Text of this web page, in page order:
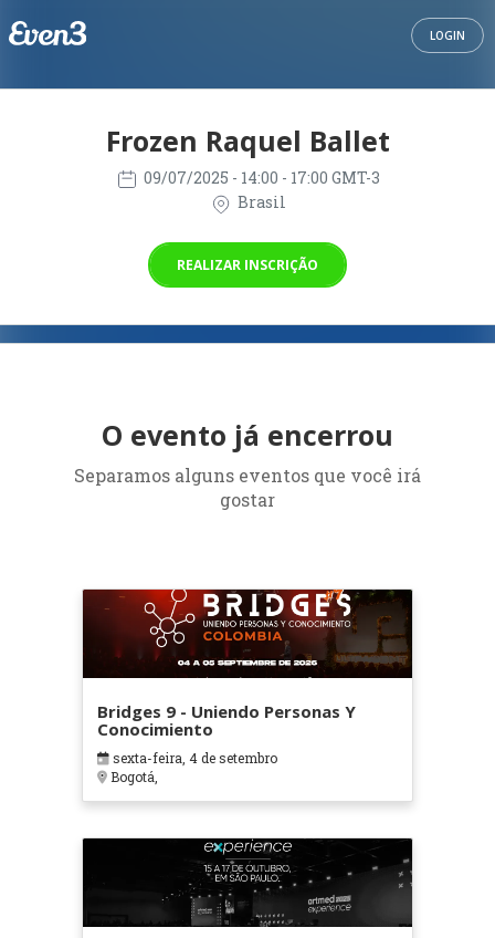
LOGIN
Frozen Raquel Ballet
09/07/2025 - 14:00 - 17:00 GMT-3
Brasil
REALIZAR INSCRIÇÃO
O evento já encerrou
Separamos alguns eventos que você irá
gostar
Bridges 9 - Uniendo Personas Y
Conocimiento
sexta-feira, 4 de setembro
Bogotá,